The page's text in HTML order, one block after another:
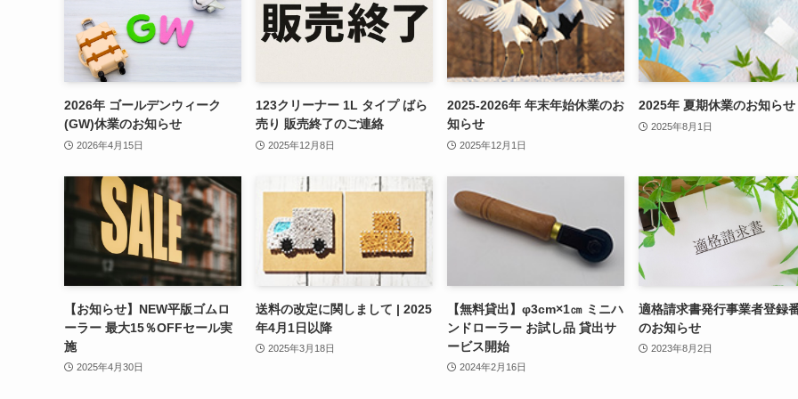
2026年 ゴールデンウィーク
(GW)休業のお知らせ
2026年4月15日
123クリーナー 1L タイプ ばら
売り 販売終了のご連絡
2025年12月8日
2025-2026年 年末年始休業のお
知らせ
2025年12月1日
2025年 夏期休業のお知らせ
2025年8月1日
【お知らせ】NEW平版ゴムロ
ーラー 最大15％OFFセール実
施
2025年4月30日
送料の改定に関しまして | 2025
年4月1日以降
2025年3月18日
【無料貸出】φ3cm×1㎝ ミニハ
ンドローラー お試し品 貸出サ
ービス開始
2024年2月16日
適格請求書発行事業者登録
のお知らせ
2023年8月2日